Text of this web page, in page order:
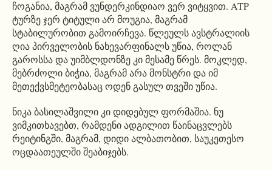
ჩოგანია, მაგრამ ვუნდერკინდიაო ვერ ვიტყვით. ATP
ტურზე ჯერ ტიტული არ მოუგია, მაგრამ
სტაბილურობით გამოირჩევა. წლეულს ავსტრალიის
ღია პირველობის ნახევარფინალს უწია, როლან
გაროსსა და უიმბლდონზე კი მესამე წრეს. მოკლედ,
მებრძოლი ბიჭია, მაგრამ არა მონსტრი და იმ
მეთექვსმეტეობასაც ოდენ გასულ თვეში უწია.
ნიკა ბასილაშვილი კი დიდებულ ფორმაშია. ნუ
ვიმკითხავებთ, რამდენი ადგილით წაინაცვლებს
რეიტინგში, მაგრამ, დიდი ალბათობით, საუკეთესო
ოცდაათეულში შეაბიჯებს.